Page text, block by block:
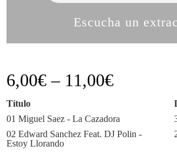
Escucha un
6,00€ – 11,00€
Título
01 Miguel Saez - La Cazadora
02 Edward Sanchez Feat. DJ Polin -
Estoy Llorando